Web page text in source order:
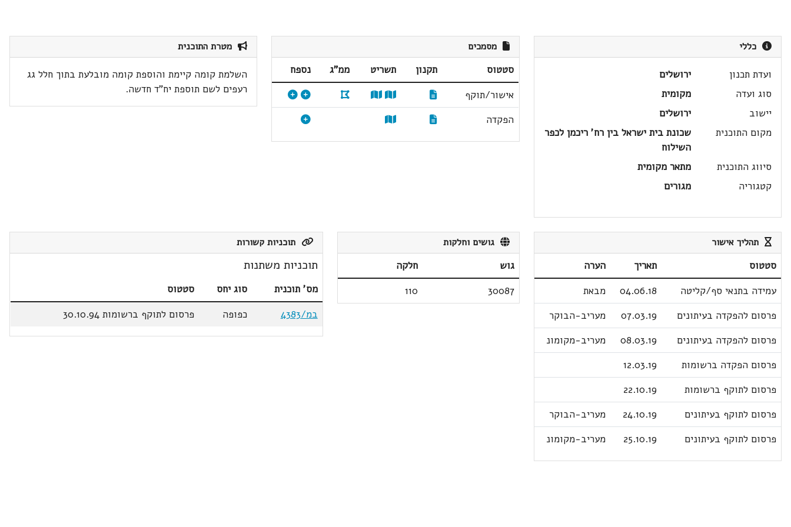
כללי
ועדת תכנון
ירושלים
סוג ועדה
מקומית
יישוב
ירושלים
מקום התוכנית
שכונת בית ישראל בין רח' ריכמן לכפר
השילוח
סיווג התוכנית
מתאר מקומית
קטגוריה
מגורים
מסמכים
סטטוס תקנון תשריט ממ"ג
נספח
אישור/תוקף
הפקדה
מטרת התוכנית
השלמת קומה קיימת והוספת קומה מובלעת בתוך חלל גג
רעפים לשם תוספת יח"ד חדשה.
תהליך אישור
סטטוס תאריך
הערה
עמידה בתנאי סף/קליטה
04.06.18
מבאת
פרסום להפקדה בעיתונים
07.03.19
מעריב-הבוקר
פרסום להפקדה בעיתונים
08.03.19
מעריב-מקומונ
פרסום הפקדה ברשומות
12.03.19
פרסום לתוקף ברשומות
22.10.19
פרסום לתוקף בעיתונים
24.10.19
מעריב-הבוקר
פרסום לתוקף בעיתונים
25.10.19 מעריב-מקומונ
גושים וחלקות
גוש
חלקה
30087
110
תוכניות קשורות
תוכניות משתנות
מס' תוכנית סוג יחס
סטטוס
במ/4383
כפופה פרסום לתוקף ברשומות 30.10.94